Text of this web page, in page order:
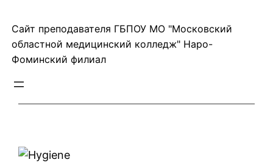
Сайт преподавателя ГБПОУ МО "Московский
областной медицинский колледж" Наро-
Фоминский филиал